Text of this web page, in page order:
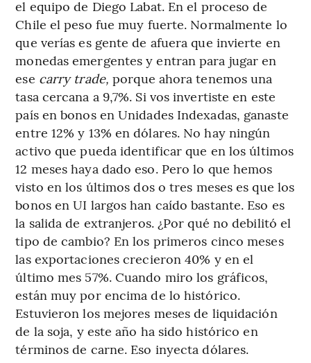
el equipo de Diego Labat. En el proceso de
Chile el peso fue muy fuerte. Normalmente lo
que verías es gente de afuera que invierte en
monedas emergentes y entran para jugar en
ese carry trade, porque ahora tenemos una
tasa cercana a 9,7%. Si vos invertiste en este
país en bonos en Unidades Indexadas, ganaste
entre 12% y 13% en dólares. No hay ningún
activo que pueda identificar que en los últimos
12 meses haya dado eso. Pero lo que hemos
visto en los últimos dos o tres meses es que los
bonos en UI largos han caído bastante. Eso es
la salida de extranjeros. ¿Por qué no debilitó el
tipo de cambio? En los primeros cinco meses
las exportaciones crecieron 40% y en el
último mes 57%. Cuando miro los gráficos,
están muy por encima de lo histórico.
Estuvieron los mejores meses de liquidación
de la soja, y este año ha sido histórico en
términos de carne. Eso inyecta dólares.